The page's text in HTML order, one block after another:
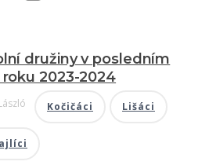
družiny v posledním
2023-2024
Kočičáci Lišáci